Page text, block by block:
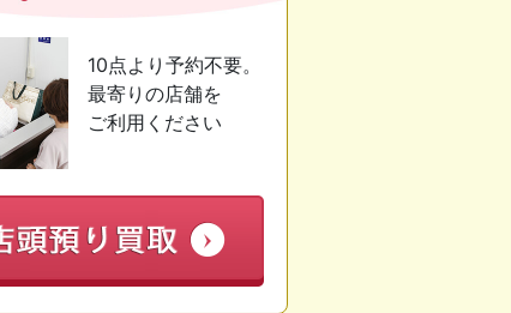
10点より予約不要。
最寄りの店舗を
ご利用ください